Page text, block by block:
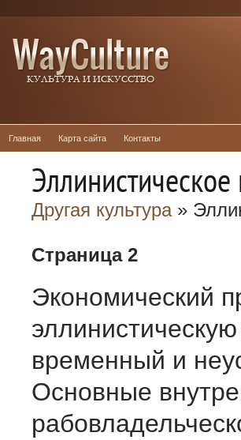
Главная Карта сайта Контакты
Эллинистическое
Другая культура»
Страница 2
Экономический
временный и
Основные